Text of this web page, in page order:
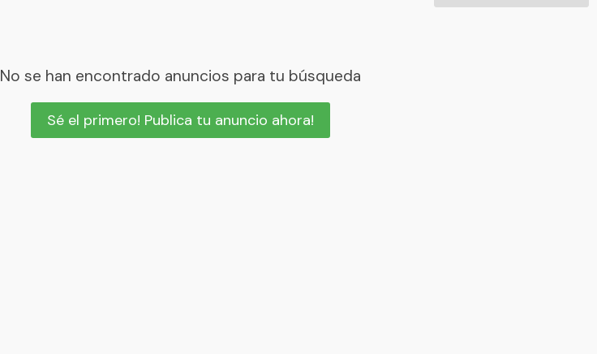
No se han encontrado anuncios para tu búsqueda
Sé el primero! Publica tu anuncio ahora!